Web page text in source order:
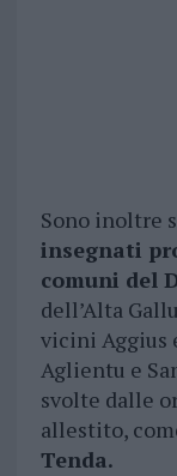
Sono inoltre
insegnati
comuni del
dell’Alta
vicini Aggius
Aglientu e
svolte dalle
allestito,
Tenda.